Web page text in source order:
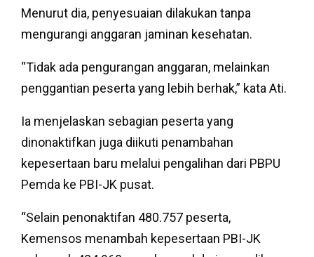
Menurut dia, penyesuaian dilakukan tanpa
mengurangi anggaran jaminan kesehatan.
“Tidak ada pengurangan anggaran, melainkan
penggantian peserta yang lebih berhak,” kata Ati.
Ia menjelaskan sebagian peserta yang
dinonaktifkan juga diikuti penambahan
kepesertaan baru melalui pengalihan dari PBPU
Pemda ke PBI-JK pusat.
“Selain penonaktifan 480.757 peserta,
Kemensos menambah kepesertaan PBI-JK